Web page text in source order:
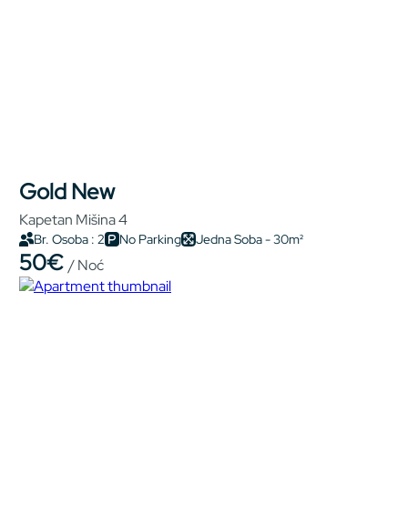
Gold New
Kapetan Mišina 4
Br. Osoba : 2 No Parking Jedna Soba - 30m²
50€ / Noć